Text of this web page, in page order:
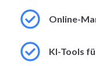
Online-
KI-Tools